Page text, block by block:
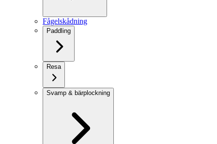
Fågelskådning
Paddling
Resa
Svamp & bärplockning